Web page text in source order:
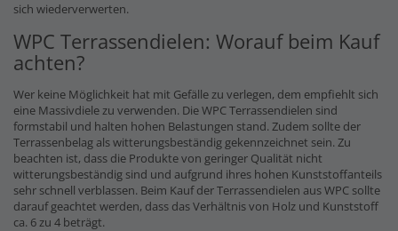
sich wiederverwerten.
WPC Terrassendielen: Worauf beim Kauf
achten?
Wer keine Möglichkeit hat mit Gefälle zu verlegen, dem empfiehlt sich
eine Massivdiele zu verwenden. Die WPC Terrassendielen sind
formstabil und halten hohen Belastungen stand. Zudem sollte der
Terrassenbelag als witterungsbeständig gekennzeichnet sein. Zu
beachten ist, dass die Produkte von geringer Qualität nicht
witterungsbeständig sind und aufgrund ihres hohen Kunststoffanteils
sehr schnell verblassen. Beim Kauf der Terrassendielen aus WPC sollte
darauf geachtet werden, dass das Verhältnis von Holz und Kunststoff
ca. 6 zu 4 beträgt.